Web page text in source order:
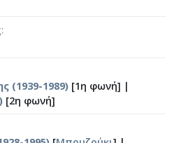
(1939-1989) [1η φωνή] |
[2η φωνή]